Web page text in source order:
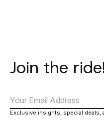
Join the
Exclusive insights, special